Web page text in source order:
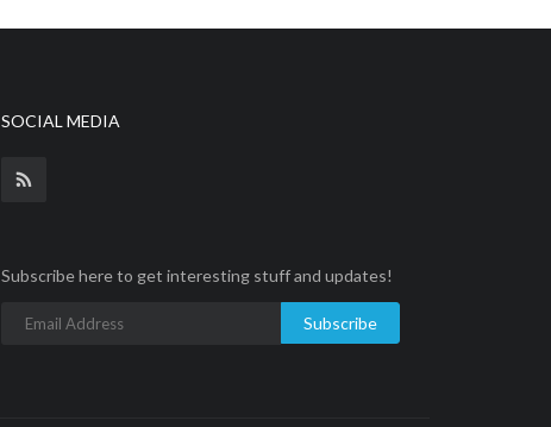
SOCIAL MEDIA
Subscribe here to get interesting stuff and updates!
Subscribe